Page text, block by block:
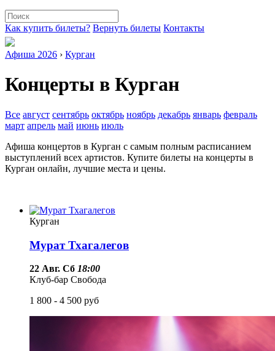
Как купить билеты? Вернуть билеты Контакты
Афиша 2026 › Курган
Концерты в Курган
Все август сентябрь октябрь ноябрь декабрь январь февраль
март апрель май июнь июль
Афиша концертов в Курган с самым полным расписанием
выступлений всех артистов. Купите билеты на концерты в
Курган онлайн, лучшие места и цены.
Курган
Мурат Тхагалегов
22 Авг. Сб 18:00
Клуб-бар Свобода
1 800 - 4 500 руб